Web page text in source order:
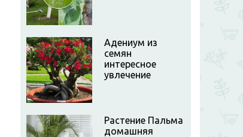
Адениум из
семян
интересное
увлечение
Растение Пальма
домашняя